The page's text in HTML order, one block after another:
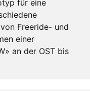
für eine
Freeride- und
einer
an der OST bis